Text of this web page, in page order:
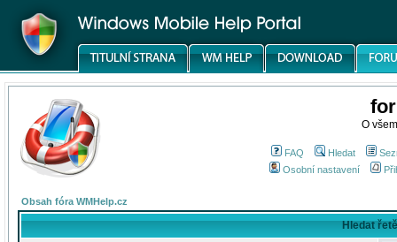
O
FAQ Hledat
Osobní nastavení
Obsah fóra WMHelp.cz
Hledat